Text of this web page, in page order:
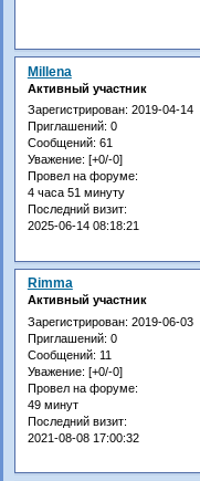
Millena
Активный участник
Зарегистрирован: 2019-04-14
Приглашений: 0
Сообщений: 61
Уважение: [+0/-0]
Провел на форуме:
4 часа 51 минуту
Последний визит:
2025-06-14 08:18:21
Rimma
Активный участник
Зарегистрирован: 2019-06-03
Приглашений: 0
Сообщений: 11
Уважение: [+0/-0]
Провел на форуме:
49 минут
Последний визит:
2021-08-08 17:00:32